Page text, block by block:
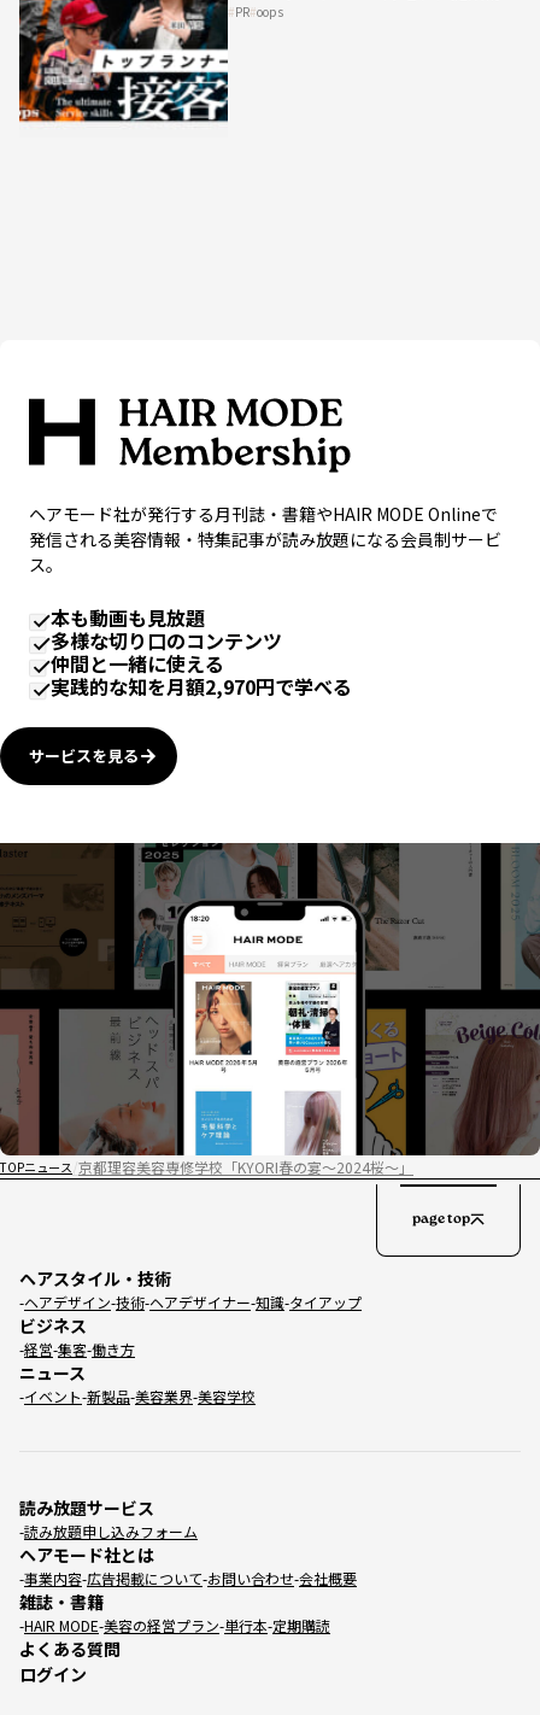
HAIRCAMPで公開！
PR oops
ヘアモード社が発行する月刊誌・書籍やHAIR MODE Onlineで
発信される美容情報・特集記事が読み放題になる会員制サービ
ス。
本も動画も見放題
多様な切り口のコンテンツ
仲間と一緒に使える
実践的な知を月額2,970円で学べる
サービスを見る
TOPニュース 京都理容美容専修学校「KYORI春の宴～2024桜～」
ヘアスタイル・技術
ヘアデザイン 技術 ヘアデザイナー 知識 タイアップ
ビジネス
経営 集客 働き方
ニュース
イベント 新製品 美容業界 美容学校
読み放題サービス
読み放題申し込みフォーム
ヘアモード社とは
事業内容 広告掲載について お問い合わせ 会社概要
雑誌・書籍
HAIR MODE 美容の経営プラン 単行本 定期購読
よくある質問
ログイン
page top